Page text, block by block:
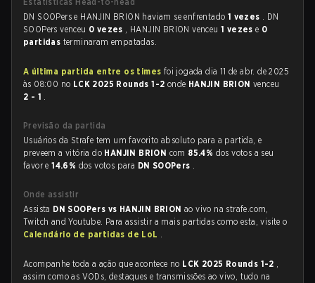
DN SOOPers e HANJIN BRION haviam se enfrentado 1 vezes . DN
SOOPers venceu 0 vezes , HANJIN BRION venceu1 vezese 0
partidas terminaram empatadas.
A última partida entre os times foi jogada dia 11 de abr. de 2025
às 08:00 no LCK 2025 Rounds 1-2 onde HANJIN BRIONvenceu
2 - 1 .
Previsão da partida
Usuários da Strafe tem um favorito absoluto para a partida, e
preveem a vitória do HANJIN BRION com 85.4% dos votos a seu
favor e14.6% dos votos para DN SOOPers .
Onde assistir
Assista DN SOOPers vs HANJIN BRIONao vivo na strafe.com,
Twitch and Youtube. Para assistir a mais partidas como esta, visite o
Calendário de partidas de LoL .
Acompanhe toda a ação que acontece no LCK 2025 Rounds 1-2 ,
assim como as VODs, destaques e transmissões ao vivo, tudo na